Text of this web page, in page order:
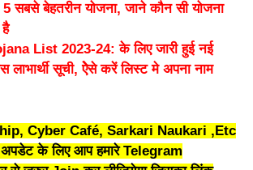
सबसे बेहतरीन योजना, जाने कौन सी योजना
List 2023-24: के लिए जारी हुई नई
लाभार्थी सूची, ऐेसे करें लिस्ट मे अपना नाम
Cyber Café, Sarkari Naukari ,Etc
के लिए आप हमारे Telegram